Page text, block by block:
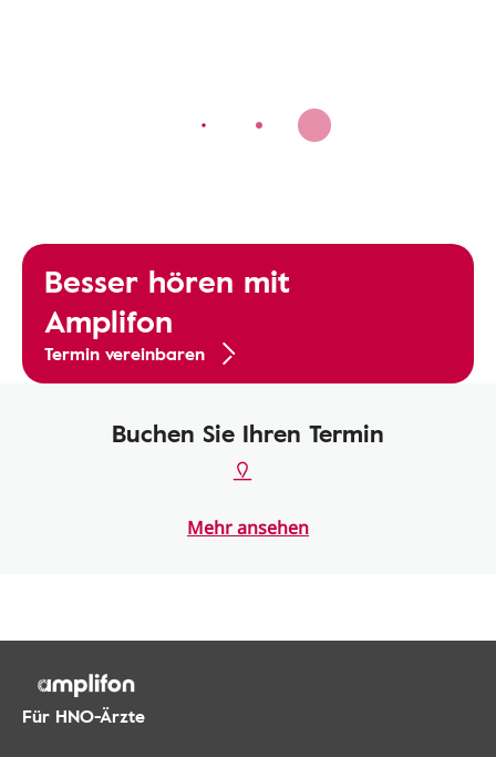
Besser hören mit
Amplifon
Termin vereinbaren
Buchen Sie Ihren Termin
Mehr ansehen
Für HNO-Ärzte